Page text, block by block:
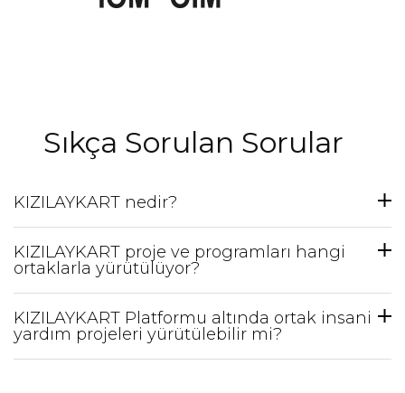
Sıkça Sorulan Sorular
KIZILAYKART nedir?
KIZILAYKART proje ve programları hangi
ortaklarla yürütülüyor?
KIZILAYKART Platformu altında ortak insani
yardım projeleri yürütülebilir mi?